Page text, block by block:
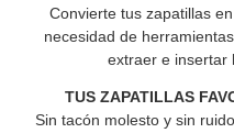
Convierte tus zapatillas
necesidad de
extraer e insertar
TUS ZAPATILLAS
Sin tacón molesto y sin